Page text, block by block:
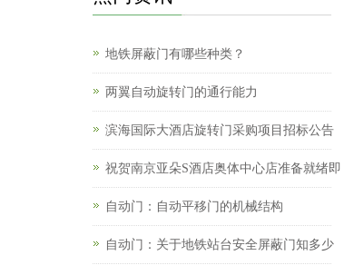
地铁屏蔽门有哪些种类？
两翼自动旋转门的通行能力
滨海国际大酒店旋转门采购项目招标公告
祝贺南京亚朵S酒店奥体中心店准备就绪即
自动门：自动平移门的机械结构
自动门：关于地铁站台安全屏蔽门知多少